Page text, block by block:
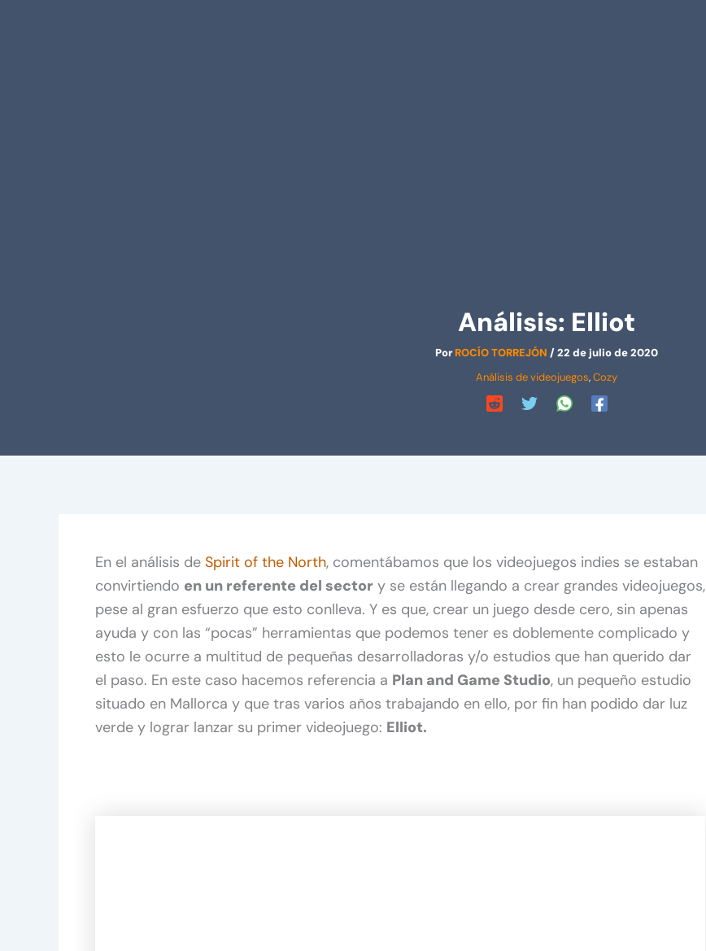
Análisis: Elliot
PorROCÍO TORREJÓN /22 de julio de 2020
Análisis de videojuegos,Cozy
En el análisis de Spirit of the North, comentábamos que los videojuegos indies se estaban
convirtiendo en un referente del sector y se están llegando a crear grandes videojuegos,
pese al gran esfuerzo que esto conlleva. Y es que, crear un juego desde cero, sin apenas
ayuda y con las “pocas” herramientas que podemos tener es doblemente complicado y
esto le ocurre a multitud de pequeñas desarrolladoras y/o estudios que han querido dar
el paso. En este caso hacemos referencia a Plan and Game Studio, un pequeño estudio
situado en Mallorca y que tras varios años trabajando en ello, por fin han podido dar luz
verde y lograr lanzar su primer videojuego: Elliot.